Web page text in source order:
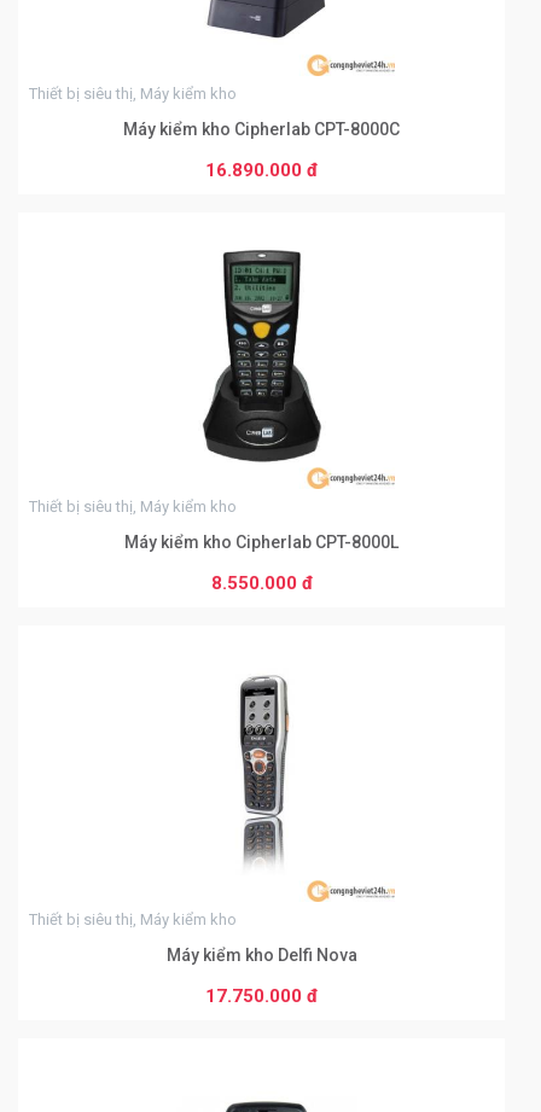
Thiết bị siêu thị, Máy kiểm kho
Máy kiểm kho Cipherlab CPT-8000C
16.890.000 đ
THÊM VÀO GIỎ HÀNG
Thiết bị siêu thị, Máy kiểm kho
Máy kiểm kho Cipherlab CPT-8000L
8.550.000 đ
0
THÊM VÀO GIỎ HÀNG
Thiết bị siêu thị, Máy kiểm kho
Máy kiểm kho Delfi Nova
17.750.000 đ
0
THÊM VÀO GIỎ HÀNG
0